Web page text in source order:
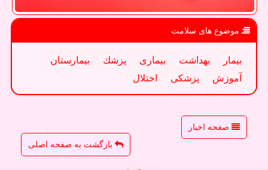
موضوع های سلامت
بیمار بهداشت بیماری پزشك
بیمارستان
آموزش
پزشكی اختلال
صفحه اخبار
بازگشت به صفحه اصلی